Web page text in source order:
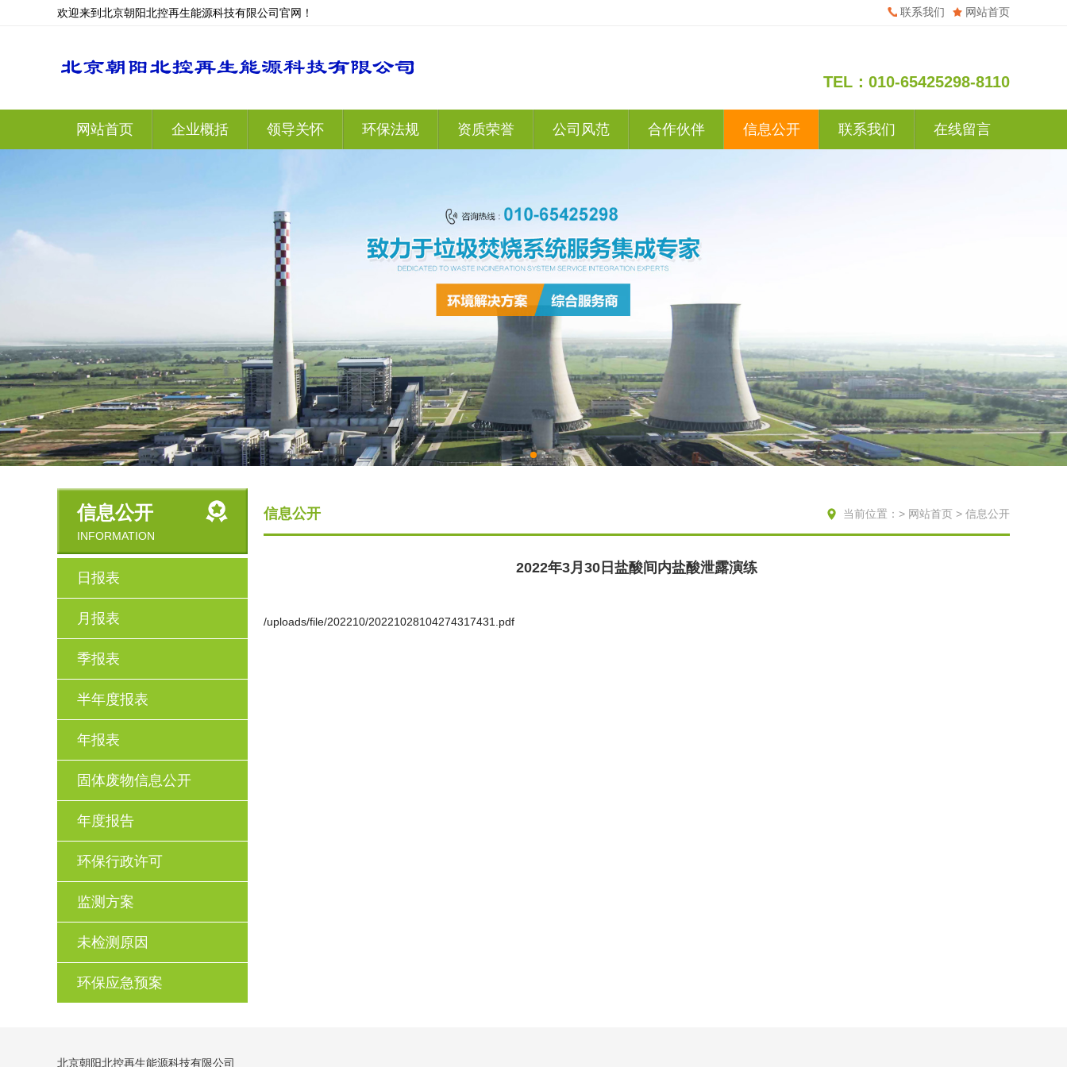
欢迎来到北京朝阳北控再生能源科技有限公司官网！ 联系我们 网站首页
TEL：010-65425298-8110
网站首页 企业概括 领导关怀 环保法规 资质荣誉 公司风范 合作伙伴 信息公开 联系我们 在线留言
信息公开
INFORMATION
日报表
月报表
季报表
半年度报表
年报表
固体废物信息公开
年度报告
环保行政许可
监测方案
未检测原因
环保应急预案
信息公开 当前位置：> 网站首页 > 信息公开
2022年3月30日盐酸间内盐酸泄露演练
/uploads/file/202210/20221028104274317431.pdf
北京朝阳北控再生能源科技有限公司